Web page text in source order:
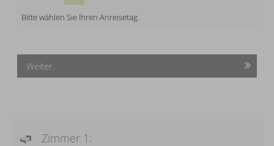
Bitte wählen Sie Ihren Anreisetag.
Weiter
Zimmer 1: